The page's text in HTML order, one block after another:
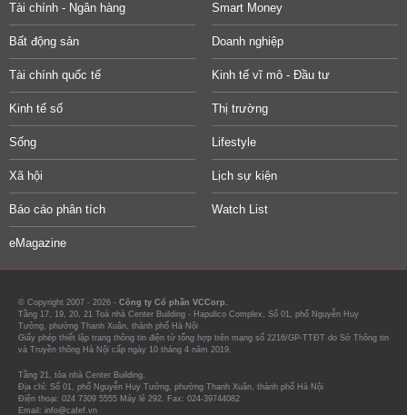
Tài chính - Ngân hàng Smart Money
Bất động sản Doanh nghiệp
Tài chính quốc tế Kinh tế vĩ mô - Đầu tư
Kinh tế số Thị trường
Sống Lifestyle
Xã hội Lịch sự kiện
Báo cáo phân tích Watch List
eMagazine
© Copyright 2007 - 2026 - Công ty Cổ phần VCCorp.
Tầng 17, 19, 20, 21 Toà nhà Center Building - Hapulico Complex, Số 01, phố Nguyễn Huy
Tưởng, phường Thanh Xuân, thành phố Hà Nội
Giấy phép thiết lập trang thông tin điện tử tổng hợp trên mạng số 2216/GP-TTĐT do Sở Thông tin
và Truyền thông Hà Nội cấp ngày 10 tháng 4 năm 2019.
Tầng 21, tòa nhà Center Building.
Địa chỉ: Số 01, phố Nguyễn Huy Tưởng, phường Thanh Xuân, thành phố Hà Nội
Điện thoại: 024 7309 5555 Máy lẻ 292. Fax: 024-39744082
Email: info@cafef.vn